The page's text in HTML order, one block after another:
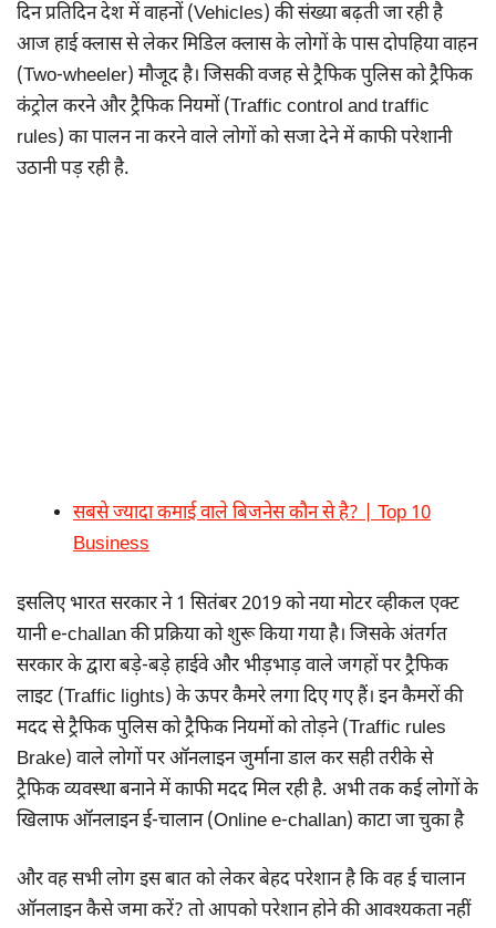
दिन प्रतिदिन देश में वाहनों (Vehicles) की संख्या बढ़ती जा रही है
आज हाई क्लास से लेकर मिडिल क्लास के लोगों के पास दोपहिया वाहन
(Two-wheeler) मौजूद है। जिसकी वजह से ट्रैफिक पुलिस को ट्रैफिक
कंट्रोल करने और ट्रैफिक नियमों (Traffic control and traffic
rules) का पालन ना करने वाले लोगों को सजा देने में काफी परेशानी
उठानी पड़ रही है.
सबसे ज्यादा कमाई वाले बिजनेस कौन से है? | Top 10
Business
इसलिए भारत सरकार ने 1 सितंबर 2019 को नया मोटर व्हीकल एक्ट
यानी e-challan की प्रक्रिया को शुरू किया गया है। जिसके अंतर्गत
सरकार के द्वारा बड़े-बड़े हाईवे और भीड़भाड़ वाले जगहों पर ट्रैफिक
लाइट (Traffic lights) के ऊपर कैमरे लगा दिए गए हैं। इन कैमरों की
मदद से ट्रैफिक पुलिस को ट्रैफिक नियमों को तोड़ने (Traffic rules
Brake) वाले लोगों पर ऑनलाइन जुर्माना डाल कर सही तरीके से
ट्रैफिक व्यवस्था बनाने में काफी मदद मिल रही है. अभी तक कई लोगों के
खिलाफ ऑनलाइन ई-चालान (Online e-challan) काटा जा चुका है
और वह सभी लोग इस बात को लेकर बेहद परेशान है कि वह ई चालान
ऑनलाइन कैसे जमा करें? तो आपको परेशान होने की आवश्यकता नहीं